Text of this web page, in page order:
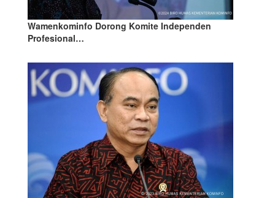
Wamenkominfo Dorong Komite Independen
Profesional…